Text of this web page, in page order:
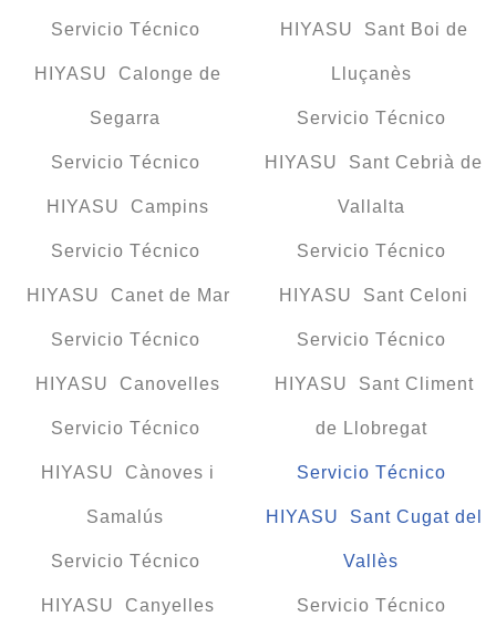
Servicio Técnico
HIYASU Calonge de
Segarra
Servicio Técnico
HIYASU Campins
Servicio Técnico
HIYASU Canet de Mar
Servicio Técnico
HIYASU Canovelles
Servicio Técnico
HIYASU Cànoves i
Samalús
Servicio Técnico
HIYASU Canyelles
HIYASU Sant Boi de
Lluçanès
Servicio Técnico
HIYASU Sant Cebrià de
Vallalta
Servicio Técnico
HIYASU Sant Celoni
Servicio Técnico
HIYASU Sant Climent
de Llobregat
Servicio Técnico
HIYASU Sant Cugat del
Vallès
Servicio Técnico